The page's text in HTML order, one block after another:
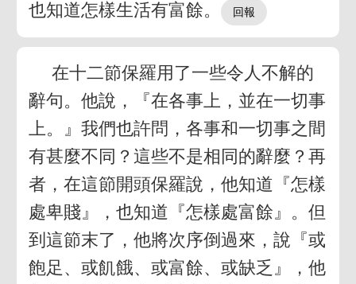
也知道怎樣生活有富餘。
在十二節保羅用了一些令人不解的
辭句。他說，『在各事上，並在一切事
上。』我們也許問，各事和一切事之間
有甚麼不同？這些不是相同的辭麼？再
者，在這節開頭保羅說，他知道『怎樣
處卑賤』，也知道『怎樣處富餘』。但
到這節末了，他將次序倒過來，說『或
飽足、或飢餓、或富餘、或缺乏』，他